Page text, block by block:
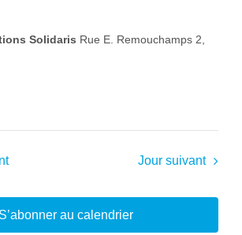
Solidaris Rue E. Remouchamps 2,
Jour suivant
S’abonner au calendrier